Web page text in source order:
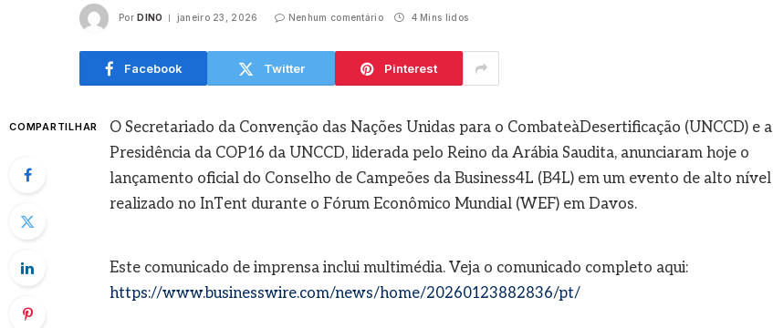
Por DINO janeiro 23, 2026 Nenhum comentário 4 Mins lidos
Facebook Twitter Pinterest
COMPARTILHAR
O Secretariado da Convenção das Nações Unidas para o CombateàDesertificação (UNCCD) e a
Presidência da COP16 da UNCCD, liderada pelo Reino da Arábia Saudita, anunciaram hoje o
lançamento oficial do Conselho de Campeões da Business4L (B4L) em um evento de alto nível
realizado no InTent durante o Fórum Econômico Mundial (WEF) em Davos.
Este comunicado de imprensa inclui multimédia. Veja o comunicado completo aqui:
https://www.businesswire.com/news/home/20260123882836/pt/
agosto 5, 2026